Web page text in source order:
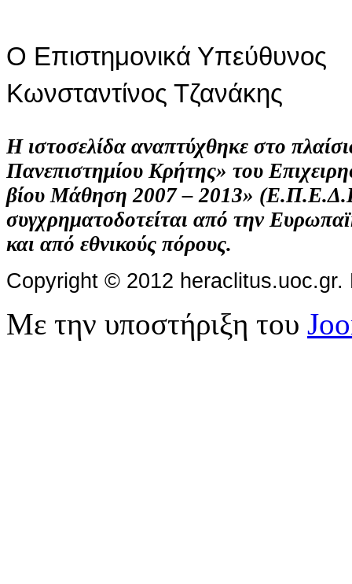
Ο Επιστημονικά Υπεύθυνος
Κωνσταντίνος Τζανάκης
Η ιστοσελίδα αναπτύχθηκε στo
Πανεπιστημίου Κρήτης» του
βίου Μάθηση 2007 – 2013»
συγχρηματοδοτείται από την
και από εθνικούς πόρους.
Copyright © 2012 heraclitus.uoc.gr.
Με την υποστήριξη του